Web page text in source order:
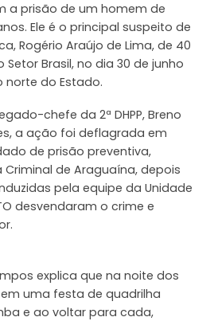
a prisão de um homem de
Ele é o principal suspeito de
Rogério Araújo de Lima, de 40
Brasil, no dia 30 de junho
norte do Estado.
chefe da 2ª DHPP, Breno
a ação foi deflagrada em
de prisão preventiva,
Criminal de Araguaína, depois
pela equipe da Unidade
desvendaram o crime e
explica que na noite dos
uma festa de quadrilha
e ao voltar para cada,